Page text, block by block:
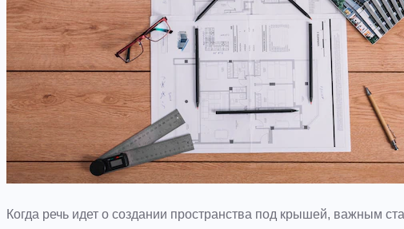
Когда речь идет о создании пространства под крышей, важным